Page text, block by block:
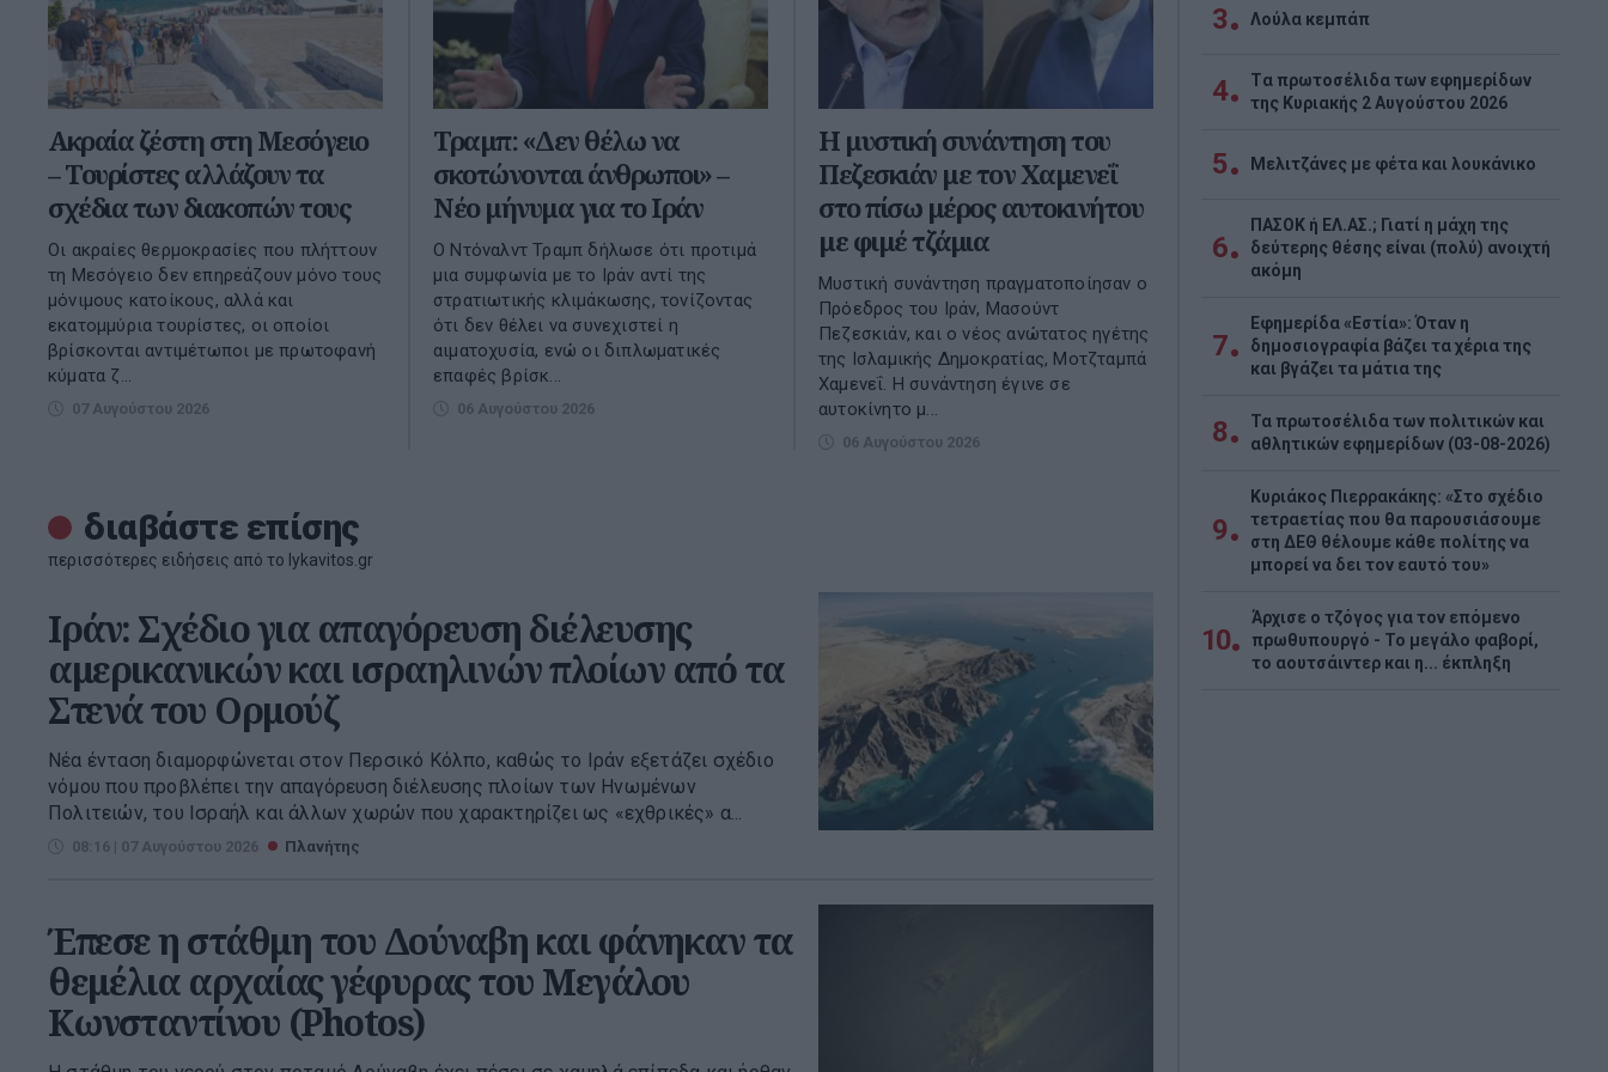
Ακραία ζέστη στη Μεσόγειο
– Τουρίστες αλλάζουν τα
σχέδια των διακοπών τους
Οι ακραίες θερμοκρασίες που πλήττουν
τη Μεσόγειο δεν επηρεάζουν μόνο τους
μόνιμους κατοίκους, αλλά και
εκατομμύρια τουρίστες, οι οποίοι
βρίσκονται αντιμέτωποι με πρωτοφανή
κύματα ζ...
07 Αυγούστου 2026
Τραμπ: «Δεν θέλω να
σκοτώνονται άνθρωποι» –
Νέο μήνυμα για το Ιράν
Ο Ντόναλντ Τραμπ δήλωσε ότι προτιμά
μια συμφωνία με το Ιράν αντί της
στρατιωτικής κλιμάκωσης, τονίζοντας
ότι δεν θέλει να συνεχιστεί η
αιματοχυσία, ενώ οι διπλωματικές
επαφές βρίσκ...
06 Αυγούστου 2026
Η μυστική συνάντηση του
Πεζεσκιάν με τον Χαμενεΐ
στο πίσω μέρος αυτοκινήτου
με φιμέ τζάμια
Μυστική συνάντηση πραγματοποίησαν ο
Πρόεδρος του Ιράν, Μασούντ
Πεζεσκιάν, και ο νέος ανώτατος ηγέτης
της Ισλαμικής Δημοκρατίας, Μοτζταμπά
Χαμενεΐ. Η συνάντηση έγινε σε
αυτοκίνητο μ...
06 Αυγούστου 2026
διαβάστε επίσης
περισσότερες ειδήσεις από το lykavitos.gr
Ιράν: Σχέδιο για απαγόρευση διέλευσης
αμερικανικών και ισραηλινών πλοίων από τα
Στενά του Ορμούζ
Νέα ένταση διαμορφώνεται στον Περσικό Κόλπο, καθώς το Ιράν εξετάζει σχέδιο
νόμου που προβλέπει την απαγόρευση διέλευσης πλοίων των Ηνωμένων
Πολιτειών, του Ισραήλ και άλλων χωρών που χαρακτηρίζει ως «εχθρικές» α...
08:16 | 07 Αυγούστου 2026 Πλανήτης
Έπεσε η στάθμη του Δούναβη και φάνηκαν τα
θεμέλια αρχαίας γέφυρας του Μεγάλου
Κωνσταντίνου (Photos)
3 Λούλα κεμπάπ
4
Tα πρωτοσέλιδα των εφημερίδων
της Κυριακής 2 Αυγούστου 2026
5 Μελιτζάνες με φέτα και λουκάνικο
6
ΠΑΣΟΚ ή ΕΛ.ΑΣ.; Γιατί η μάχη της
δεύτερης θέσης είναι (πολύ) ανοιχτή
ακόμη
7
Εφημερίδα «Εστία»: Όταν η
δημοσιογραφία βάζει τα χέρια της
και βγάζει τα μάτια της
8
Τα πρωτοσέλιδα των πολιτικών και
αθλητικών εφημερίδων (03-08-2026)
9
Κυριάκος Πιερρακάκης: «Στο σχέδιο
τετραετίας που θα παρουσιάσουμε
στη ΔΕΘ θέλουμε κάθε πολίτης να
μπορεί να δει τον εαυτό του»
10
Άρχισε ο τζόγος για τον επόμενο
πρωθυπουργό - Το μεγάλο φαβορί,
το αουτσάιντερ και η... έκπληξη